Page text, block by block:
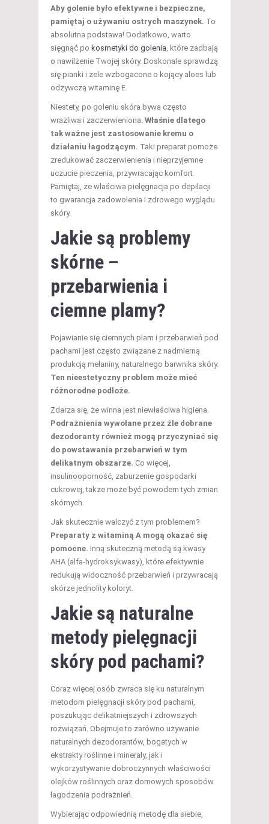
Aby golenie było efektywne i bezpieczne,
pamiętaj o używaniu ostrych maszynek. To
absolutna podstawa! Dodatkowo, warto
sięgnąć po kosmetyki do golenia , które zadbają
o nawilżenie Twojej skóry. Doskonale sprawdzą
się pianki i żele wzbogacone o kojący aloes lub
odżywczą witaminę E.
Niestety, po goleniu skóra bywa często
wrażliwa i zaczerwieniona. Właśnie dlatego
tak ważne jest zastosowanie kremu o
działaniu łagodzącym. Taki preparat pomoże
zredukować zaczerwienienia i nieprzyjemne
uczucie pieczenia, przywracając komfort.
Pamiętaj, że właściwa pielęgnacja po depilacji
to gwarancja zadowolenia i zdrowego wyglądu
skóry.
Jakie są problemy
skórne –
przebarwienia i
ciemne plamy?
Pojawianie się ciemnych plam i przebarwień pod
pachami jest często związane z nadmierną
produkcją melaniny, naturalnego barwnika skóry.
Ten nieestetyczny problem może mieć
różnorodne podłoże.
Zdarza się, że winna jest niewłaściwa higiena.
Podrażnienia wywołane przez źle dobrane
dezodoranty również mogą przyczyniać się
do powstawania przebarwień w tym
delikatnym obszarze. Co więcej,
insulinooporność, zaburzenie gospodarki
cukrowej, także może być powodem tych zmian
skórnych.
Jak skutecznie walczyć z tym problemem?
Preparaty z witaminą A mogą okazać się
pomocne. Inną skuteczną metodą są kwasy
AHA (alfa-hydroksykwasy), które efektywnie
redukują widoczność przebarwień i przywracają
skórze jednolity koloryt.
Jakie są naturalne
metody pielęgnacji
skóry pod pachami?
Coraz więcej osób zwraca się ku naturalnym
metodom pielęgnacji skóry pod pachami,
poszukując delikatniejszych i zdrowszych
rozwiązań. Obejmuje to zarówno używanie
naturalnych dezodorantów, bogatych w
ekstrakty roślinne i minerały, jak i
wykorzystywanie dobroczynnych właściwości
olejków roślinnych oraz domowych sposobów
łagodzenia podrażnień.
Wybierając odpowiednią metodę dla siebie,